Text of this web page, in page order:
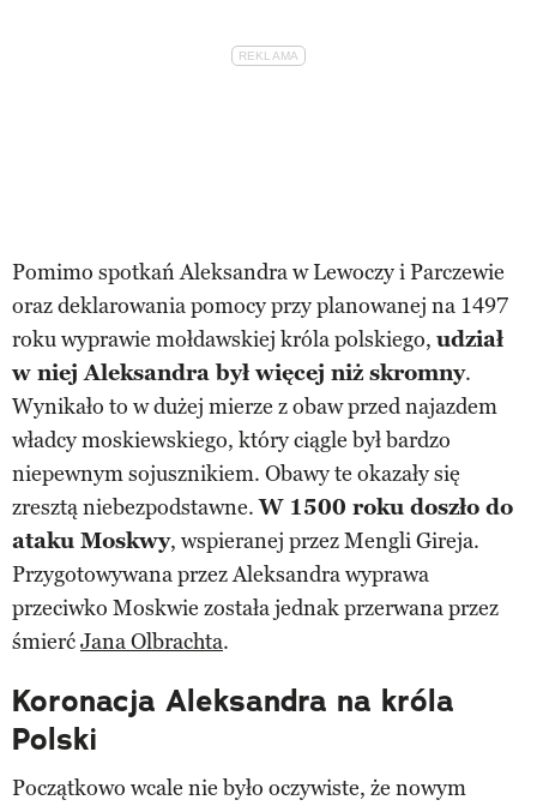
Pomimo spotkań Aleksandra w Lewoczy i Parczewie
oraz deklarowania pomocy przy planowanej na 1497
roku wyprawie mołdawskiej króla polskiego, udział
w niej Aleksandra był więcej niż skromny.
Wynikało to w dużej mierze z obaw przed najazdem
władcy moskiewskiego, który ciągle był bardzo
niepewnym sojusznikiem. Obawy te okazały się
zresztą niebezpodstawne.W 1500 roku doszło do
ataku Moskwy, wspieranej przez Mengli Gireja.
Przygotowywana przez Aleksandra wyprawa
przeciwko Moskwie została jednak przerwana przez
śmierćJana Olbrachta.
Koronacja Aleksandra na króla
Polski
Początkowo wcale nie było oczywiste, że nowym